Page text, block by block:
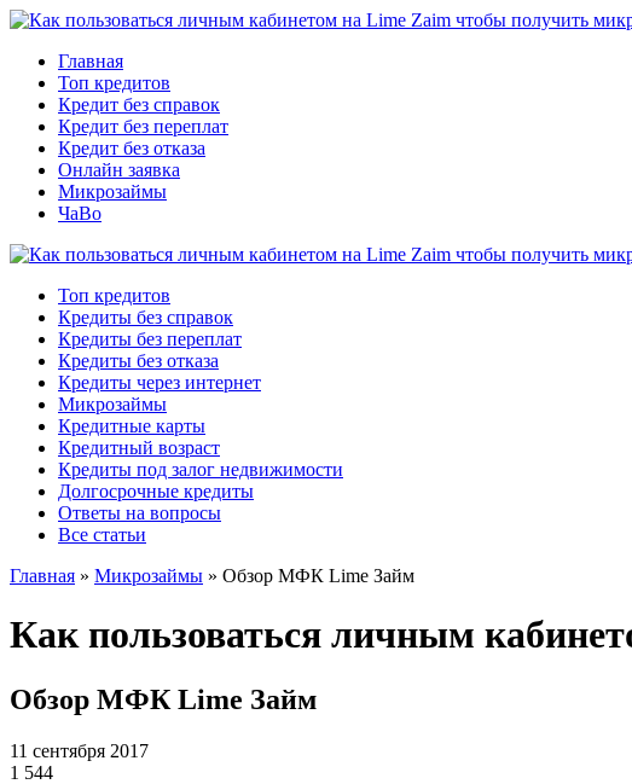
Главная
Топ кредитов
Кредит без справок
Кредит без переплат
Кредит без отказа
Онлайн заявка
Микрозаймы
ЧаВо
Топ кредитов
Кредиты без справок
Кредиты без переплат
Кредиты без отказа
Кредиты через интернет
Микрозаймы
Кредитные карты
Кредитный возраст
Кредиты под залог недвижимости
Долгосрочные кредиты
Ответы на вопросы
Все статьи
Главная » Микрозаймы » Обзор МФК Lime Займ
Как пользоваться личным
Обзор МФК Lime Займ
11 сентября 2017
1 544